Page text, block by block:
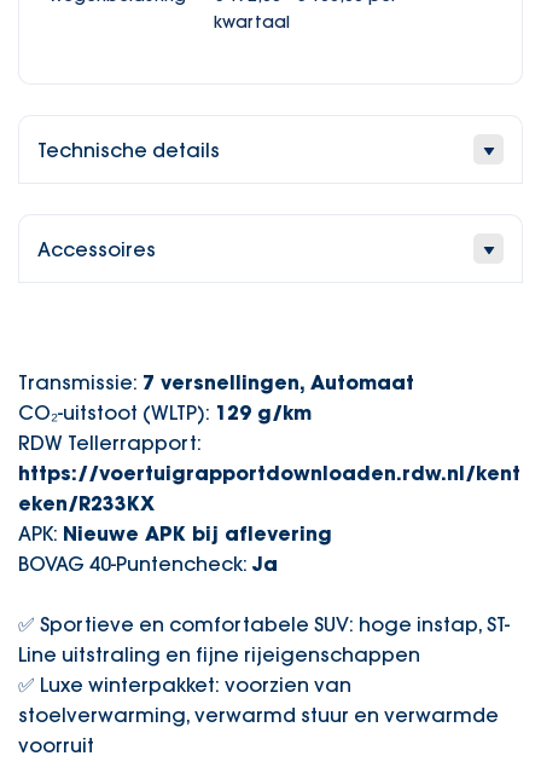
kwartaal
Technische details
Accessoires
Transmissie: 7 versnellingen, Automaat
CO₂-uitstoot (WLTP): 129 g/km
RDW Tellerrapport:
https://voertuigrapportdownloaden.rdw.nl/kent
eken/R233KX
APK: Nieuwe APK bij aflevering
BOVAG 40-Puntencheck: Ja
✅ Sportieve en comfortabele SUV: hoge instap, ST-
Line uitstraling en fijne rijeigenschappen
✅ Luxe winterpakket: voorzien van
stoelverwarming, verwarmd stuur en verwarmde
voorruit